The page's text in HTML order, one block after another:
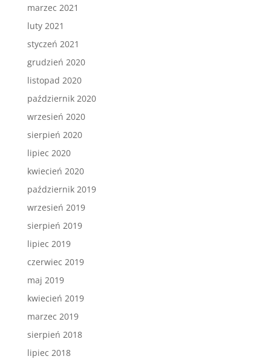
marzec 2021
luty 2021
styczeń 2021
grudzień 2020
listopad 2020
październik 2020
wrzesień 2020
sierpień 2020
lipiec 2020
kwiecień 2020
październik 2019
wrzesień 2019
sierpień 2019
lipiec 2019
czerwiec 2019
maj 2019
kwiecień 2019
marzec 2019
sierpień 2018
lipiec 2018